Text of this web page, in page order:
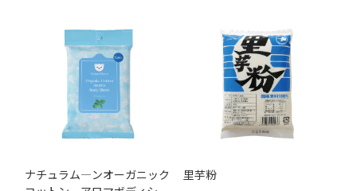
ナチュラム―ンオーガニック
里芋粉